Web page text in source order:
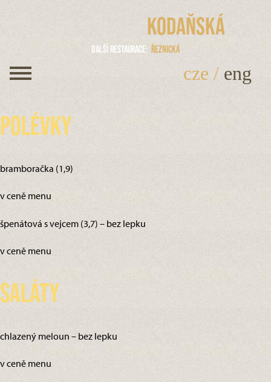
Kodaňská
Další restaurace Řeznická
cze / eng
Polévky
bramboračka (1,9)
v ceně menu
špenátová s vejcem (3,7) – bez lepku
v ceně menu
Saláty
chlazený meloun – bez lepku
v ceně menu